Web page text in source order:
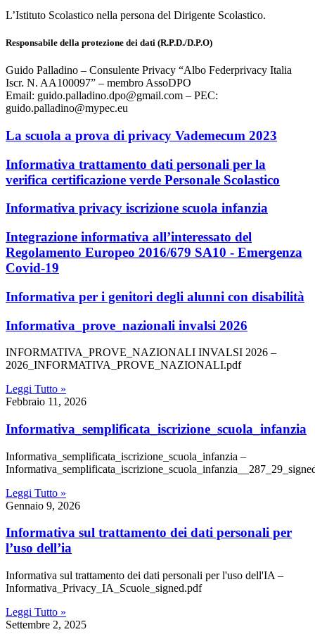
L’Istituto Scolastico nella persona del Dirigente Scolastico.
Responsabile della protezione dei dati (R.P.D./D.P.O)
Guido Palladino – Consulente Privacy “Albo Federprivacy Italia
Iscr. N. AA100097” – membro AssoDPO
Email: guido.palladino.dpo@gmail.com – PEC:
guido.palladino@mypec.eu
La scuola a prova di privacy Vademecum 2023
Informativa trattamento dati personali per la
verifica certificazione verde Personale Scolastico
Informativa privacy iscrizione scuola infanzia
Integrazione informativa all’interessato del
Regolamento Europeo 2016/679 SA10 - Emergenza
Covid-19
Informativa per i genitori degli alunni con disabilità
informativa_prove_nazionali invalsi 2026
INFORMATIVA_PROVE_NAZIONALI INVALSI 2026 –
2026_INFORMATIVA_PROVE_NAZIONALI.pdf
Leggi Tutto »
Febbraio 11, 2026
informativa_semplificata_iscrizione_scuola_infanzia
Informativa_semplificata_iscrizione_scuola_infanzia –
Leggi Tutto »
Gennaio 9, 2026
informativa sul trattamento dei dati personali per
l’uso dell’ia
Informativa sul trattamento dei dati personali per l'uso dell'IA –
Informativa_Privacy_IA_Scuole_signed.pdf
Leggi Tutto »
Settembre 2, 2025